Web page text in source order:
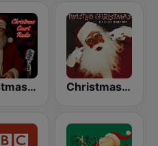
Christmas Court Radio Christmas 365 - Santa's Radio